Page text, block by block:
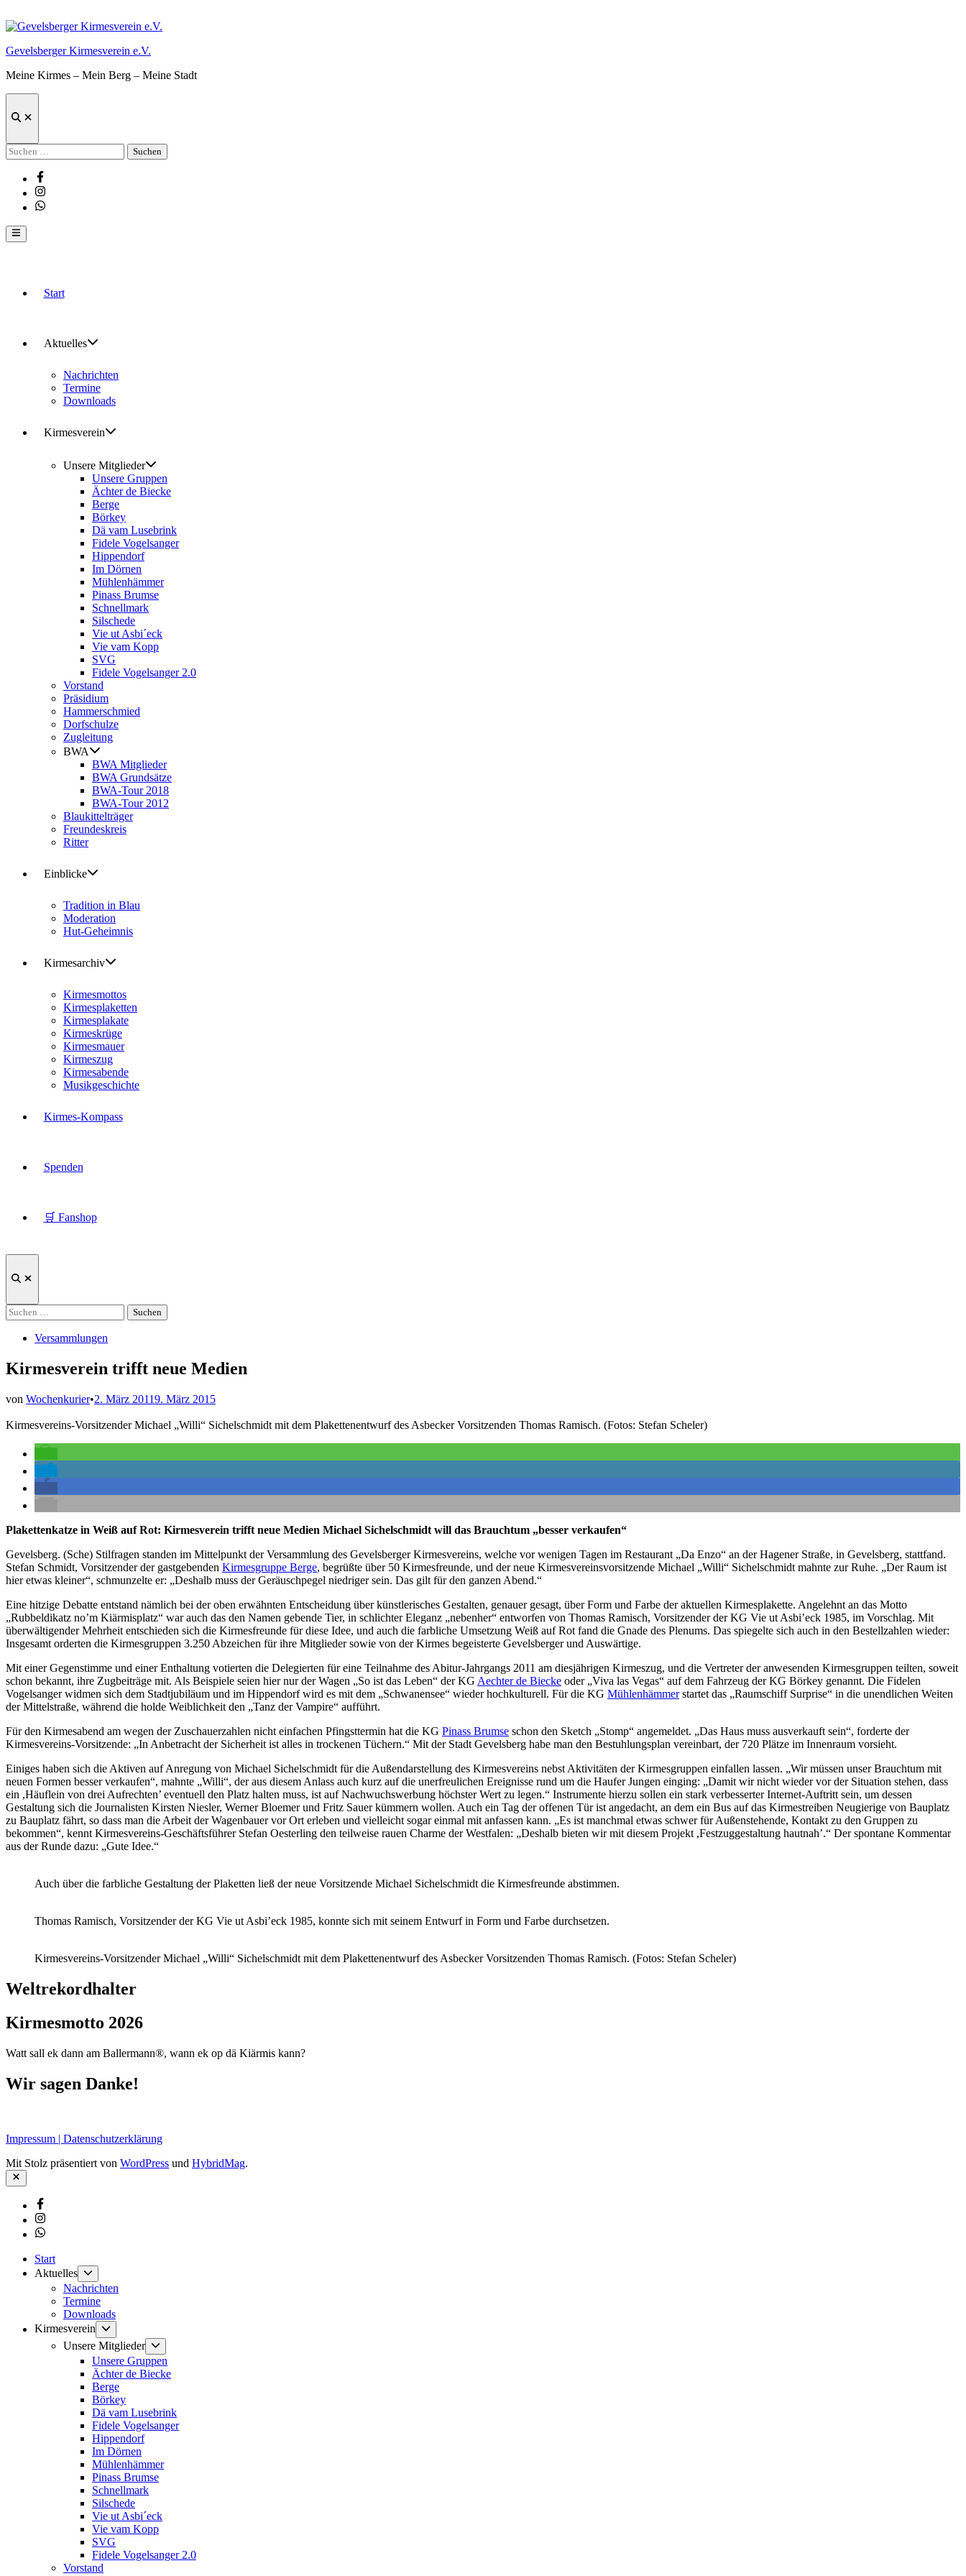
Inhalt
Gevelsberger Kirmesverein e.V.
Meine Kirmes – Mein Berg – Meine Stadt
Suche
Suchen
nach:
Facebook
Instagram
Whatsapp
Hauptmenü
Start
Aktuelles
Nachrichten
Termine
Downloads
Kirmesverein
Unsere Mitglieder
Unsere Gruppen
Ächter de Biecke
Berge
Börkey
Dä vam Lusebrink
Fidele Vogelsanger
Hippendorf
Im Dörnen
Mühlenhämmer
Pinass Brumse
Schnellmark
Silschede
Vie ut Asbi´eck
Vie vam Kopp
SVG
Fidele Vogelsanger 2.0
Vorstand
Präsidium
Hammerschmied
Dorfschulze
Zugleitung
BWA
BWA Mitglieder
BWA Grundsätze
BWA-Tour 2018
BWA-Tour 2012
Blaukittelträger
Freundeskreis
Ritter
Einblicke
Tradition in Blau
Moderation
Hut-Geheimnis
Kirmesarchiv
Kirmesmottos
Kirmesplaketten
Kirmesplakate
Kirmeskrüge
Kirmesmauer
Kirmeszug
Kirmesabende
Musikgeschichte
Kirmes-Kompass
Spenden
🛒 Fanshop
Suche
Suchen
nach:
Veröffentlicht
Versammlungen
Kirmesverein trifft neue Medien
von Wochenkurier•2. März 20119. März 2015
Kirmesvereins-Vorsitzender Michael „Willi“ Sichelschmidt mit dem Plakettenentwurf des Asbecker Vorsitzenden Thomas Ramisch. (Fotos: Stefan Scheler)
Plakettenkatze in Weiß auf Rot: Kirmesverein trifft neue Medien Michael Sichelschmidt will das Brauchtum „besser verkaufen“
Gevelsberg. (Sche) Stilfragen standen im Mittelpunkt der Versammlung des Gevelsberger Kirmesvereins, welche vor wenigen Tagen im Restaurant „Da Enzo“ an der Hagener Straße, in Gevelsberg, stattfand.
Stefan Schmidt, Vorsitzender der gastgebenden Kirmesgruppe Berge, begrüßte über 50 Kirmesfreunde, und der neue Kirmesvereinsvorsitzende Michael „Willi“ Sichelschmidt mahnte zur Ruhe. „Der Raum ist
hier etwas kleiner“, schmunzelte er: „Deshalb muss der Geräuschpegel niedriger sein. Das gilt für den ganzen Abend.“
Eine hitzige Debatte entstand nämlich bei der oben erwähnten Entscheidung über künstlerisches Gestalten, genauer gesagt, über Form und Farbe der aktuellen Kirmesplakette. Angelehnt an das Motto
„Rubbeldikatz no’m Kiärmisplatz“ war auch das den Namen gebende Tier, in schlichter Eleganz „nebenher“ entworfen von Thomas Ramisch, Vorsitzender der KG Vie ut Asbi’eck 1985, im Vorschlag. Mit
überwältigender Mehrheit entschieden sich die Kirmesfreunde für diese Idee, und auch die farbliche Umsetzung Weiß auf Rot fand die Gnade des Plenums. Das spiegelte sich auch in den Bestellzahlen wieder:
Insgesamt orderten die Kirmesgruppen 3.250 Abzeichen für ihre Mitglieder sowie von der Kirmes begeisterte Gevelsberger und Auswärtige.
Mit einer Gegenstimme und einer Enthaltung votierten die Delegierten für eine Teilnahme des Abitur-Jahrgangs 2011 am diesjährigen Kirmeszug, und die Vertreter der anwesenden Kirmesgruppen teilten, soweit
schon bekannt, ihre Zugbeiträge mit. Als Beispiele seien hier nur der Wagen „So ist das Leben“ der KG Aechter de Biecke oder „Viva las Vegas“ auf dem Fahrzeug der KG Börkey genannt. Die Fidelen
Vogelsanger widmen sich dem Stadtjubiläum und im Hippendorf wird es mit dem „Schwanensee“ wieder hochkulturell. Für die KG Mühlenhämmerstartet das „Raumschiff Surprise“ in die unendlichen Weiten
der Mittelstraße, während die holde Weiblichkeit den „Tanz der Vampire“ aufführt.
Für den Kirmesabend am wegen der Zuschauerzahlen nicht einfachen Pfingsttermin hat die KG Pinass Brumse schon den Sketch „Stomp“ angemeldet. „Das Haus muss ausverkauft sein“, forderte der
Kirmesvereins-Vorsitzende: „In Anbetracht der Sicherheit ist alles in trockenen Tüchern.“ Mit der Stadt Gevelsberg habe man den Bestuhlungsplan vereinbart, der 720 Plätze im Innenraum vorsieht.
Einiges haben sich die Aktiven auf Anregung von Michael Sichelschmidt für die Außendarstellung des Kirmesvereins nebst Aktivitäten der Kirmesgruppen einfallen lassen. „Wir müssen unser Brauchtum mit
neuen Formen besser verkaufen“, mahnte „Willi“, der aus diesem Anlass auch kurz auf die unerfreulichen Ereignisse rund um die Haufer Jungen einging: „Damit wir nicht wieder vor der Situation stehen, dass
ein ,Häuflein von drei Aufrechten’ eventuell den Platz halten muss, ist auf Nachwuchswerbung höchster Wert zu legen.“ Instrumente hierzu sollen ein stark verbesserter Internet-Auftritt sein, um dessen
Gestaltung sich die Journalisten Kirsten Niesler, Werner Bloemer und Fritz Sauer kümmern wollen. Auch ein Tag der offenen Tür ist angedacht, an dem ein Bus auf das Kirmestreiben Neugierige von Bauplatz
zu Bauplatz fährt, so dass man die Arbeit der Wagenbauer vor Ort erleben und vielleicht sogar einmal mit anfassen kann. „Es ist manchmal etwas schwer für Außenstehende, Kontakt zu den Gruppen zu
bekommen“, kennt Kirmesvereins-Geschäftsführer Stefan Oesterling den teilweise rauen Charme der Westfalen: „Deshalb bieten wir mit diesem Projekt ,Festzuggestaltung hautnah’.“ Der spontane Kommentar
aus der Runde dazu: „Gute Idee.“
Auch über die farbliche Gestaltung der Plaketten ließ der neue Vorsitzende Michael Sichelschmidt die Kirmesfreunde abstimmen.
Thomas Ramisch, Vorsitzender der KG Vie ut Asbi’eck 1985, konnte sich mit seinem Entwurf in Form und Farbe durchsetzen.
Kirmesvereins-Vorsitzender Michael „Willi“ Sichelschmidt mit dem Plakettenentwurf des Asbecker Vorsitzenden Thomas Ramisch. (Fotos: Stefan Scheler)
Weltrekordhalter
Kirmesmotto 2026
Watt sall ek dann am Ballermann®, wann ek op dä Kiärmis kann?
Wir sagen Danke!
Impressum | Datenschutzerklärung
Mit Stolz präsentiert von WordPress und HybridMag.
Schließen
Facebook
Instagram
Whatsapp
Start
Aktuelles
anzeigen
Nachrichten
Termine
Downloads
Kirmesverein
Untermenü
anzeigen
Unsere Mitglieder
anzeigen
Unsere Gruppen
Ächter de Biecke
Berge
Börkey
Dä vam Lusebrink
Fidele Vogelsanger
Hippendorf
Im Dörnen
Mühlenhämmer
Pinass Brumse
Schnellmark
Silschede
Vie ut Asbi´eck
Vie vam Kopp
SVG
Fidele Vogelsanger 2.0
Vorstand